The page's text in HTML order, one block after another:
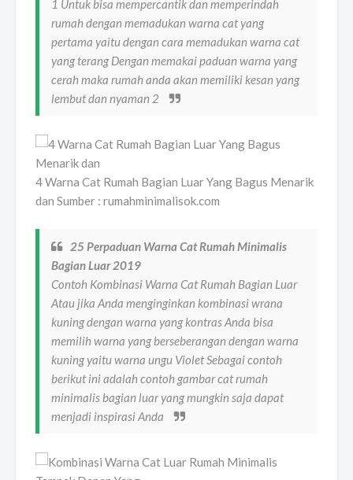
1 Untuk bisa mempercantik dan memperindah
rumah dengan memadukan warna cat yang
pertama yaitu dengan cara memadukan warna cat
yang terang Dengan memakai paduan warna yang
cerah maka rumah anda akan memiliki kesan yang
lembut dan nyaman 2
4 Warna Cat Rumah Bagian Luar Yang Bagus Menarik
dan Sumber : rumahminimalisok.com
25 Perpaduan Warna Cat Rumah Minimalis
Bagian Luar 2019
Contoh Kombinasi Warna Cat Rumah Bagian Luar
Atau jika Anda menginginkan kombinasi wrana
kuning dengan warna yang kontras Anda bisa
memilih warna yang berseberangan dengan warna
kuning yaitu warna ungu Violet Sebagai contoh
berikut ini adalah contoh gambar cat rumah
minimalis bagian luar yang mungkin saja dapat
menjadi inspirasi Anda